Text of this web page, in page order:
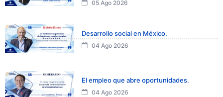
05 Ago 2026
Desarrollo social en México.
04 Ago 2026
El empleo que abre oportunidades.
04 Ago 2026